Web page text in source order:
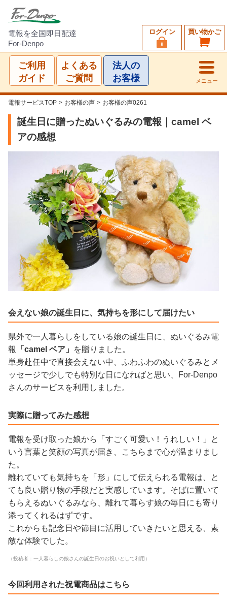
電報を全国即日配達
For-Denpo
買い物かご
ログイン
ご利用
ガイド
よくある
ご質問
法人の
お客様
メニュー
電報サービスTOP > お客様の声 > お客様の声0261
誕生日に贈ったぬいぐるみの電報｜camel ベ
アの感想
会えない娘の誕生日に、気持ちを形にして届けたい
県外で一人暮らしをしている娘の誕生日に、ぬいぐるみ電
報
「camel ベア」
を贈りました。
単身赴任中で直接会えない中、ふわふわのぬいぐるみとメ
ッセージで少しでも特別な日になればと思い、For-Denpo
さんのサービスを利用しました。
実際に贈ってみた感想
電報を受け取った娘から「すごく可愛い！うれしい！」と
いう言葉と笑顔の写真が届き、こちらまで心が温まりまし
た。
離れていても気持ちを「形」にして伝えられる電報は、と
ても良い贈り物の手段だと実感しています。そばに置いて
もらえるぬいぐるみなら、離れて暮らす娘の毎日にも寄り
添ってくれるはずです。
これからも記念日や節目に活用していきたいと思える、素
敵な体験でした。
（投稿者：一人暮らしの娘さんの誕生日のお祝いとして利用）
今回利用された祝電商品はこちら